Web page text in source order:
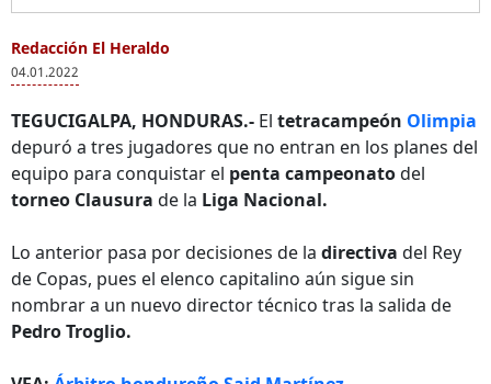
Redacción El Heraldo
04.01.2022
TEGUCIGALPA, HONDURAS.- El tetracampeón Olimpia
depuró a tres jugadores que no entran en los planes del
equipo para conquistar el penta campeonatodel
torneo Clausura de la Liga Nacional.
Lo anterior pasa por decisiones de la directiva del Rey
de Copas, pues el elenco capitalino aún sigue sin
nombrar a un nuevo director técnico tras la salida de
Pedro Troglio.